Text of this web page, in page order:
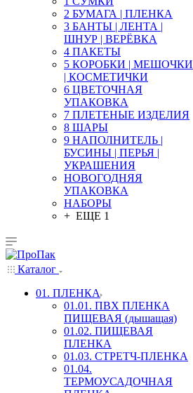
2 БУМАГА | ПЛЕНКА
3 БАНТЫ | ЛЕНТА |
ШНУР | ВЕРЁВКА
4 ПАКЕТЫ
5 КОРОБКИ | МЕШОЧКИ
| КОСМЕТИЧКИ
6 ЦВЕТОЧНАЯ
УПАКОВКА
7 ПЛЕТЕНЫЕ ИЗДЕЛИЯ
8 ШАРЫ
9 НАПОЛНИТЕЛЬ |
БУСИНЫ | ПЕРЬЯ |
УКРАШЕНИЯ
НОВОГОДНЯЯ
УПАКОВКА
НАБОРЫ
+ ЕЩЕ 1
Каталог
01. ПЛЕНКА
01.01. ПВХ ПЛЕНКА
ПИЩЕВАЯ (дышащая)
01.02. ПИЩЕВАЯ
ПЛЕНКА
01.03. СТРЕТЧ-ПЛЕНКА
01.04.
ТЕРМОУСАДОЧНАЯ